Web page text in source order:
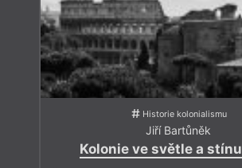
Historie kolonialismu
Jiří Bartůněk
Kolonie ve světle a